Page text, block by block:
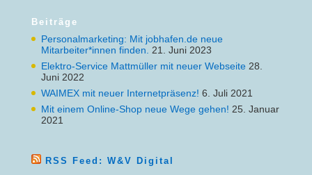
Beiträge
Personalmarketing: Mit jobhafen.de neue
Mitarbeiter*innen finden.
21. Juni 2023
Elektro-Service Mattmüller mit neuer Webseite 28.
Juni 2022
WAIMEX mit neuer Internetpräsenz! 6. Juli 2021
Mit einem Online-Shop neue Wege gehen! 25. Januar
2021
RSS Feed: W&V Digital